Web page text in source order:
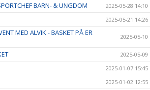
BARN- & UNGDOM 2025-05-28 14:10
2025-05-21 14:26
MED ALVIK - BASKET PÅ ER
2025-05-10
2025-05-09
2025-01-07 15:45
2025-01-02 12:55